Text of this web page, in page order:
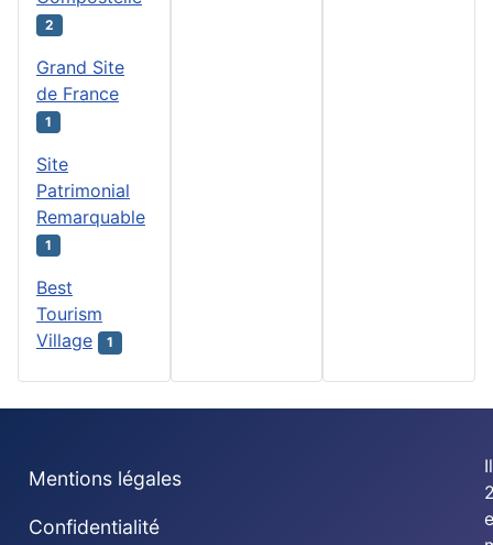
2
Grand Site
de France
1
Site
Patrimonial
Remarquable
1
Best
Tourism
Village
1
Mentions légales
Confidentialité